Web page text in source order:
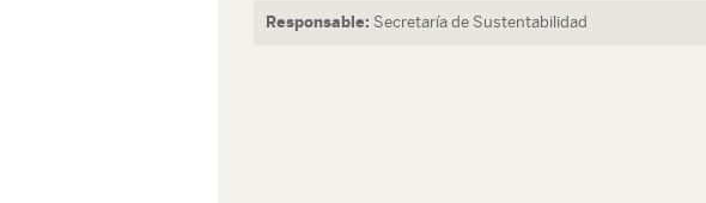
Responsable: Secretaría de Sustentabilidad